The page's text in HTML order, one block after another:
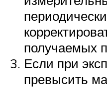
получаемых
Если при
превысить